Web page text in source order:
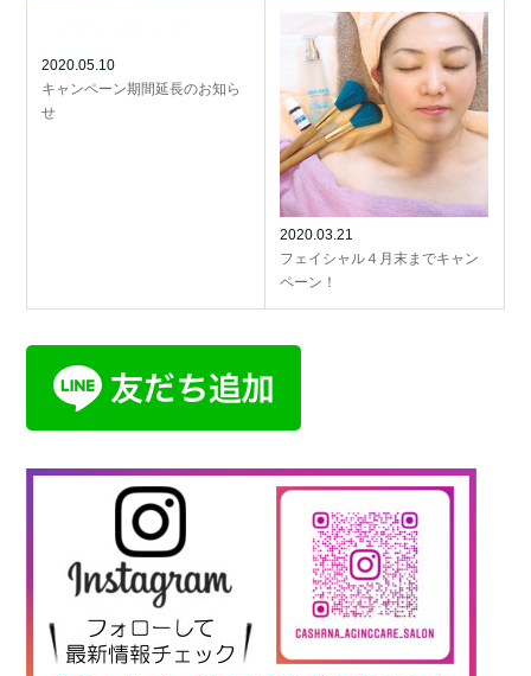
2020.05.10
キャンペーン期間延長のお知ら
せ
2020.03.21
フェイシャル４月末までキャン
ペーン！